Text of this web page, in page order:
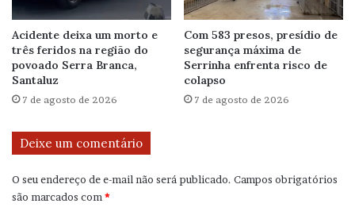
Acidente deixa um morto e
três feridos na região do
povoado Serra Branca,
Santaluz
7 de agosto de 2026
Com 583 presos, presídio de
segurança máxima de
Serrinha enfrenta risco de
colapso
7 de agosto de 2026
Deixe um comentário
O seu endereço de e-mail não será publicado. Campos obrigatórios
são marcados com*